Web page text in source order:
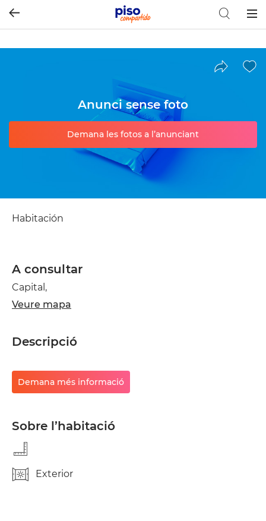
Anunci sense foto
Demana les fotos a l’anunciant
Habitación
A consultar
Capital,
Veure mapa
Descripció
Demana més informació
Sobre l’habitació
Exterior